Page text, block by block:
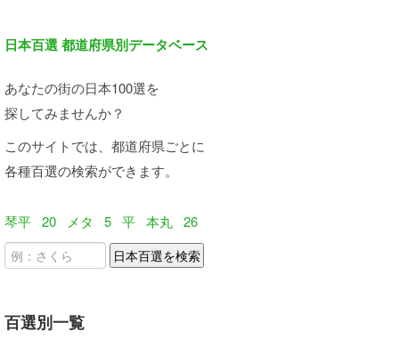
日本百選 都道府県別データベース
あなたの街の日本100選を
探してみませんか？
このサイトでは、都道府県ごとに
各種百選の検索ができます。
琴平 20 メタ 5 平 本丸 26
百選別一覧